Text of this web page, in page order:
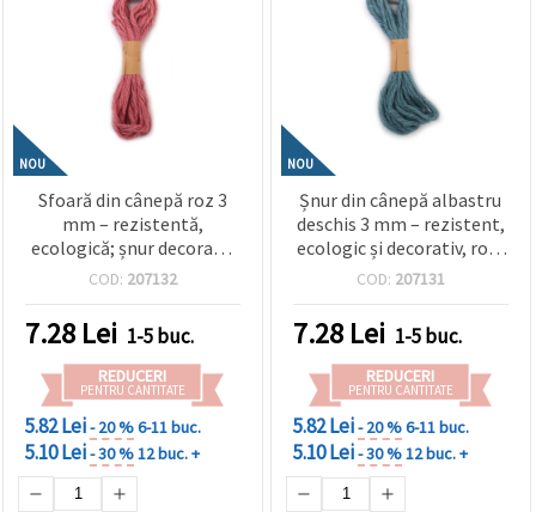
NOU
Sfoară din cânepă roz 3
mm – rezistentă,
ecologică; șnur decorativ
pentru craft & handmade,
COD: 207132
7.28 Lei 1-5 buc.
REDUCERI
PENTRU CANTITATE
5.82 Lei- 20 %6-11 buc.
5.10 Lei- 30 %12 buc. +
NOU
Șnur din cânepă albastru
deschis 3 mm – rezistent,
ecologic și decorativ, rolă
~5 m
COD: 207131
7.28 Lei 1-5 buc.
REDUCERI
PENTRU CANTITATE
5.82 Lei- 20 %6-11 buc.
5.10 Lei- 30 %12 buc. +